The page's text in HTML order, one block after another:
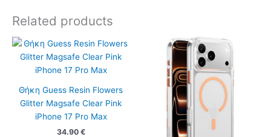
Related products
Θήκη Guess Resin Flowers
Glitter Magsafe Clear Pink
iPhone 17 Pro Max
34.90 €